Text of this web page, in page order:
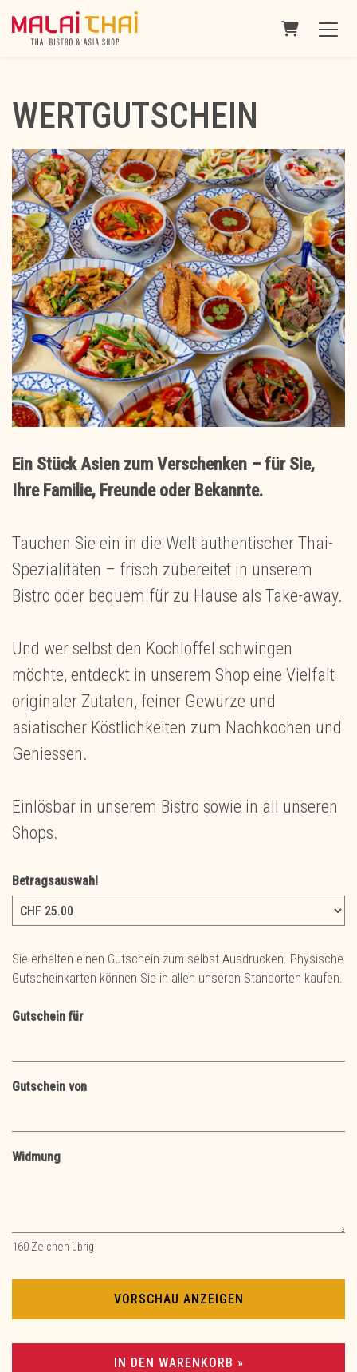
WARENKORB
WERTGUTSCHEIN
Ein Stück Asien zum Verschenken – für Sie,
Ihre Familie, Freunde oder Bekannte.
Tauchen Sie ein in die Welt authentischer Thai-
Spezialitäten – frisch zubereitet in unserem
Bistro oder bequem für zu Hause als Take-away.
Und wer selbst den Kochlöffel schwingen
möchte, entdeckt in unserem Shop eine Vielfalt
originaler Zutaten, feiner Gewürze und
asiatischer Köstlichkeiten zum Nachkochen und
Geniessen.
Einlösbar in unserem Bistro sowie in all unseren
Shops.
Betragsauswahl
Sie erhalten einen Gutschein zum selbst Ausdrucken. Physische
Gutscheinkarten können Sie in allen unseren Standorten kaufen.
Gutschein für
Gutschein von
Widmung
160 Zeichen übrig
VORSCHAU ANZEIGEN
IN DEN WARENKORB »